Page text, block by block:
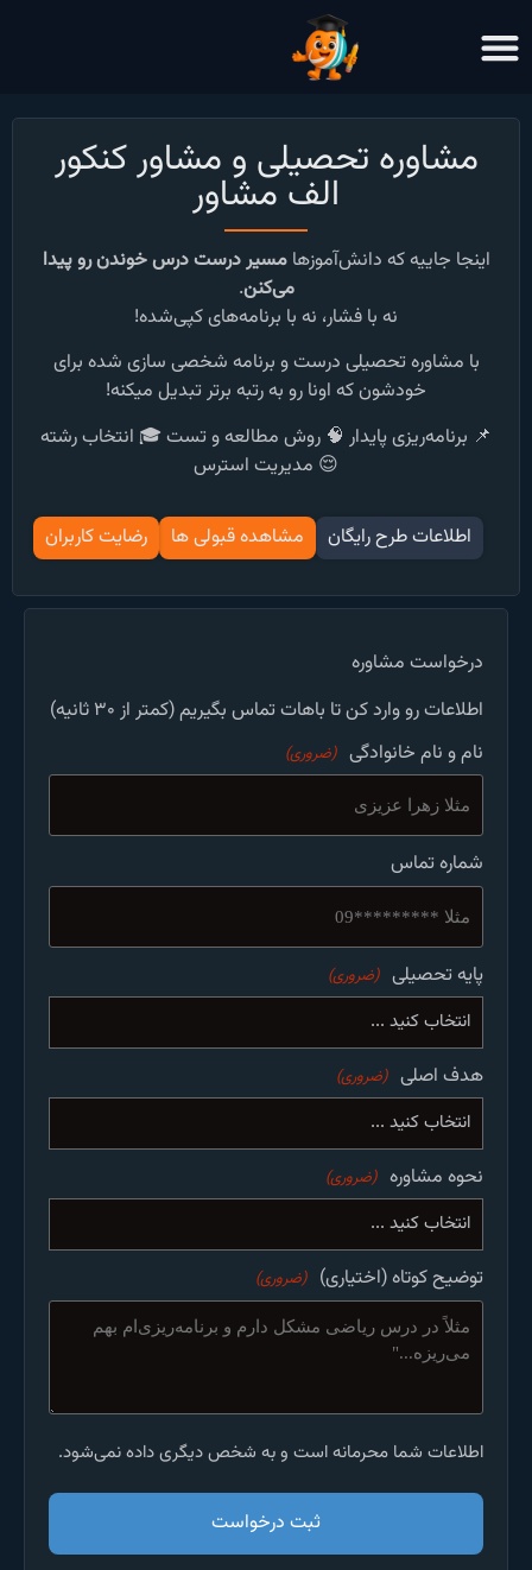
مشاوره تحصیلی و مشاور کنکور
الف مشاور
اینجا جاییه که دانش‌آموزهامسیر درست درس خوندن رو پیدا
می‌کنن.
نه با فشار، نه با برنامه‌های کپی‌شده!
با مشاوره تحصیلی درست و برنامه شخصی سازی شده برای
خودشون که اونا رو به رتبه برتر تبدیل میکنه!
📌 برنامه‌ریزی پایدار 🧠 روش مطالعه و تست 🎓 انتخاب رشته
😌 مدیریت استرس
اطلاعات طرح رایگان مشاهده قبولی ها رضایت کاربران
درخواست مشاوره
اطلاعات رو وارد کن تا باهات تماس بگیریم (کمتر از ۳۰ ثانیه)
نام و نام خانوادگی (ضروری)
شماره تماس
پایه تحصیلی (ضروری)
هدف اصلی (ضروری)
نحوه مشاوره (ضروری)
توضیح کوتاه (اختیاری) (ضروری)
اطلاعات شما محرمانه است و به شخص دیگری داده نمی‌شود.